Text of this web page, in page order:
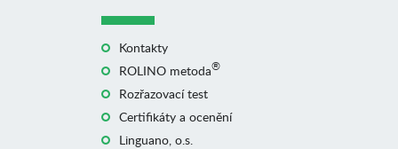
Kontakty
ROLINO metoda®
Rozřazovací test
Certifikáty a ocenění
Linguano, o.s.